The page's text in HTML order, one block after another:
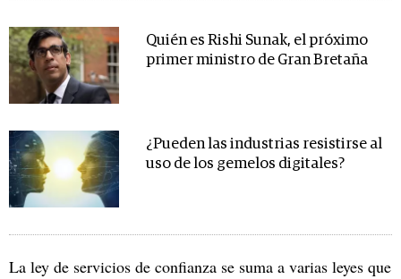
Quién es Rishi Sunak, el próximo
primer ministro de Gran Bretaña
¿Pueden las industrias resistirse al
uso de los gemelos digitales?
La ley de servicios de confianza se suma a varias leyes que